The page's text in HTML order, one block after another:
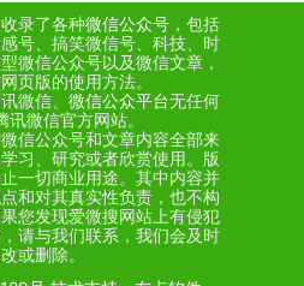
收录了各种微信公众号 ，包括
号、搞笑微信号、科技、时
微信公众号以及微信文章，
网页版的使用方法。
微信、 微信公众平台无任何
讯微信官方网站。
信公众号和文章内容全部来
习、研究或者欣赏使用。版
一切商业用途。其中内容并
和对其真实性负责，也不构
您发现爱微搜网站上有侵犯
请与我们联系，我们会及时
或删除。